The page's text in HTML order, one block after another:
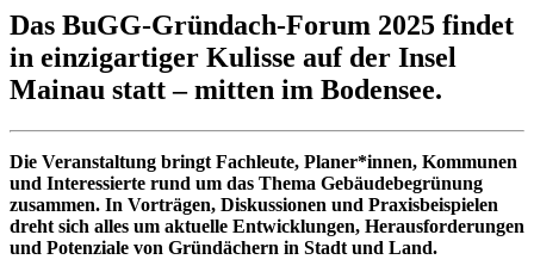
Das BuGG-Gründach-Forum 2025 findet
in einzigartiger Kulisse auf der Insel
Mainau statt – mitten im Bodensee.
Die Veranstaltung bringt Fachleute, Planer*innen, Kommunen
und Interessierte rund um das Thema Gebäudebegrünung
zusammen. In Vorträgen, Diskussionen und Praxisbeispielen
dreht sich alles um aktuelle Entwicklungen, Herausforderungen
und Potenziale von Gründächern in Stadt und Land.